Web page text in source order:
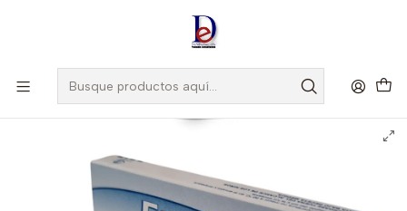
, Si eres nuevo regístrate
ERASSIN 100 MG X 2 TAB- SILDENAFIL 100 MG- LABINCO- UBI 14-
D